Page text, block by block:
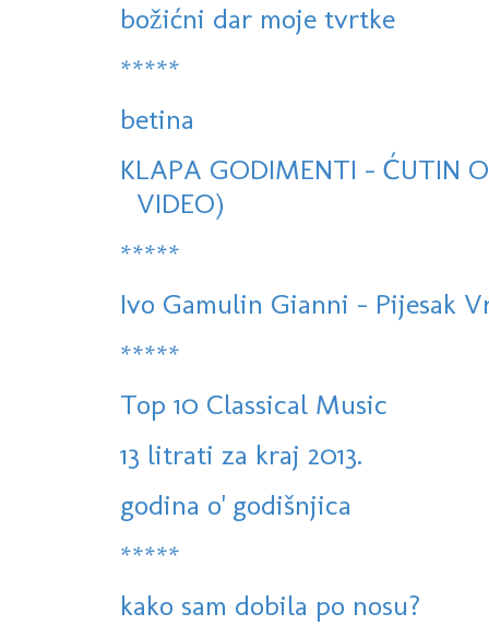
božićni dar moje tvrtke
*****
betina
KLAPA GODIMENTI - ĆUTIN
VIDEO)
*****
Ivo Gamulin Gianni - Pijesak
*****
Top 10 Classical Music
13 litrati za kraj 2013.
godina o' godišnjica
*****
kako sam dobila po nosu?